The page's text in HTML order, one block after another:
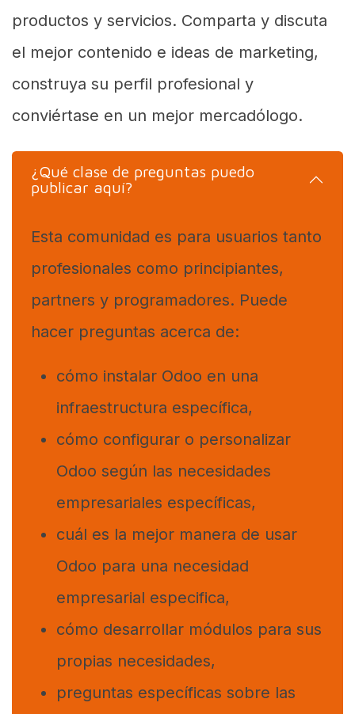
productos y servicios. Comparta y discuta
el mejor contenido e ideas de marketing,
construya su perfil profesional y
conviértase en un mejor mercadólogo.
¿Qué clase de preguntas puedo
publicar aquí?
Esta comunidad es para usuarios tanto
profesionales como principiantes,
partners y programadores. Puede
hacer preguntas acerca de:
cómo instalar Odoo en una
infraestructura específica,
cómo configurar o personalizar
Odoo según las necesidades
empresariales específicas,
cuál es la mejor manera de usar
Odoo para una necesidad
empresarial especifica,
cómo desarrollar módulos para sus
propias necesidades,
preguntas específicas sobre las